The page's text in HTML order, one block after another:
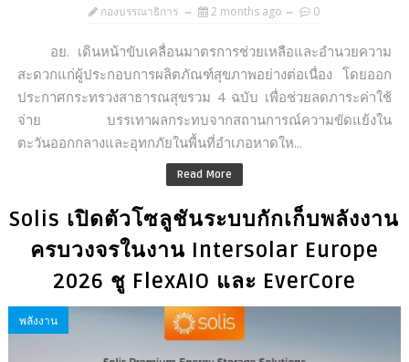
กองบรรณาธิการ 2 months ago 0
อย. เดินหน้าขับเคลื่อนมาตรการช่วยเหลือและอำนวยความ
สะดวกแก่ผู้ประกอบการผลิตภัณฑ์สุขภาพอย่างต่อเนื่อง โดยออก
ประกาศกระทรวงสาธารณสุขรวม 4 ฉบับ เพื่อช่วยลดภาระค่าใช้
จ่าย บรรเทาผลกระทบจากสถานการณ์ความขัดแย้งใน
ตะวันออกกลางและอุทกภัยในพื้นที่อำเภอหาดให...
Read More
Solis เปิดตัวโซลูชันระบบกักเก็บพลังงาน
ครบวงจรในงาน Intersolar Europe
2026 ชู FlexAIO และ EverCore
พลังงาน